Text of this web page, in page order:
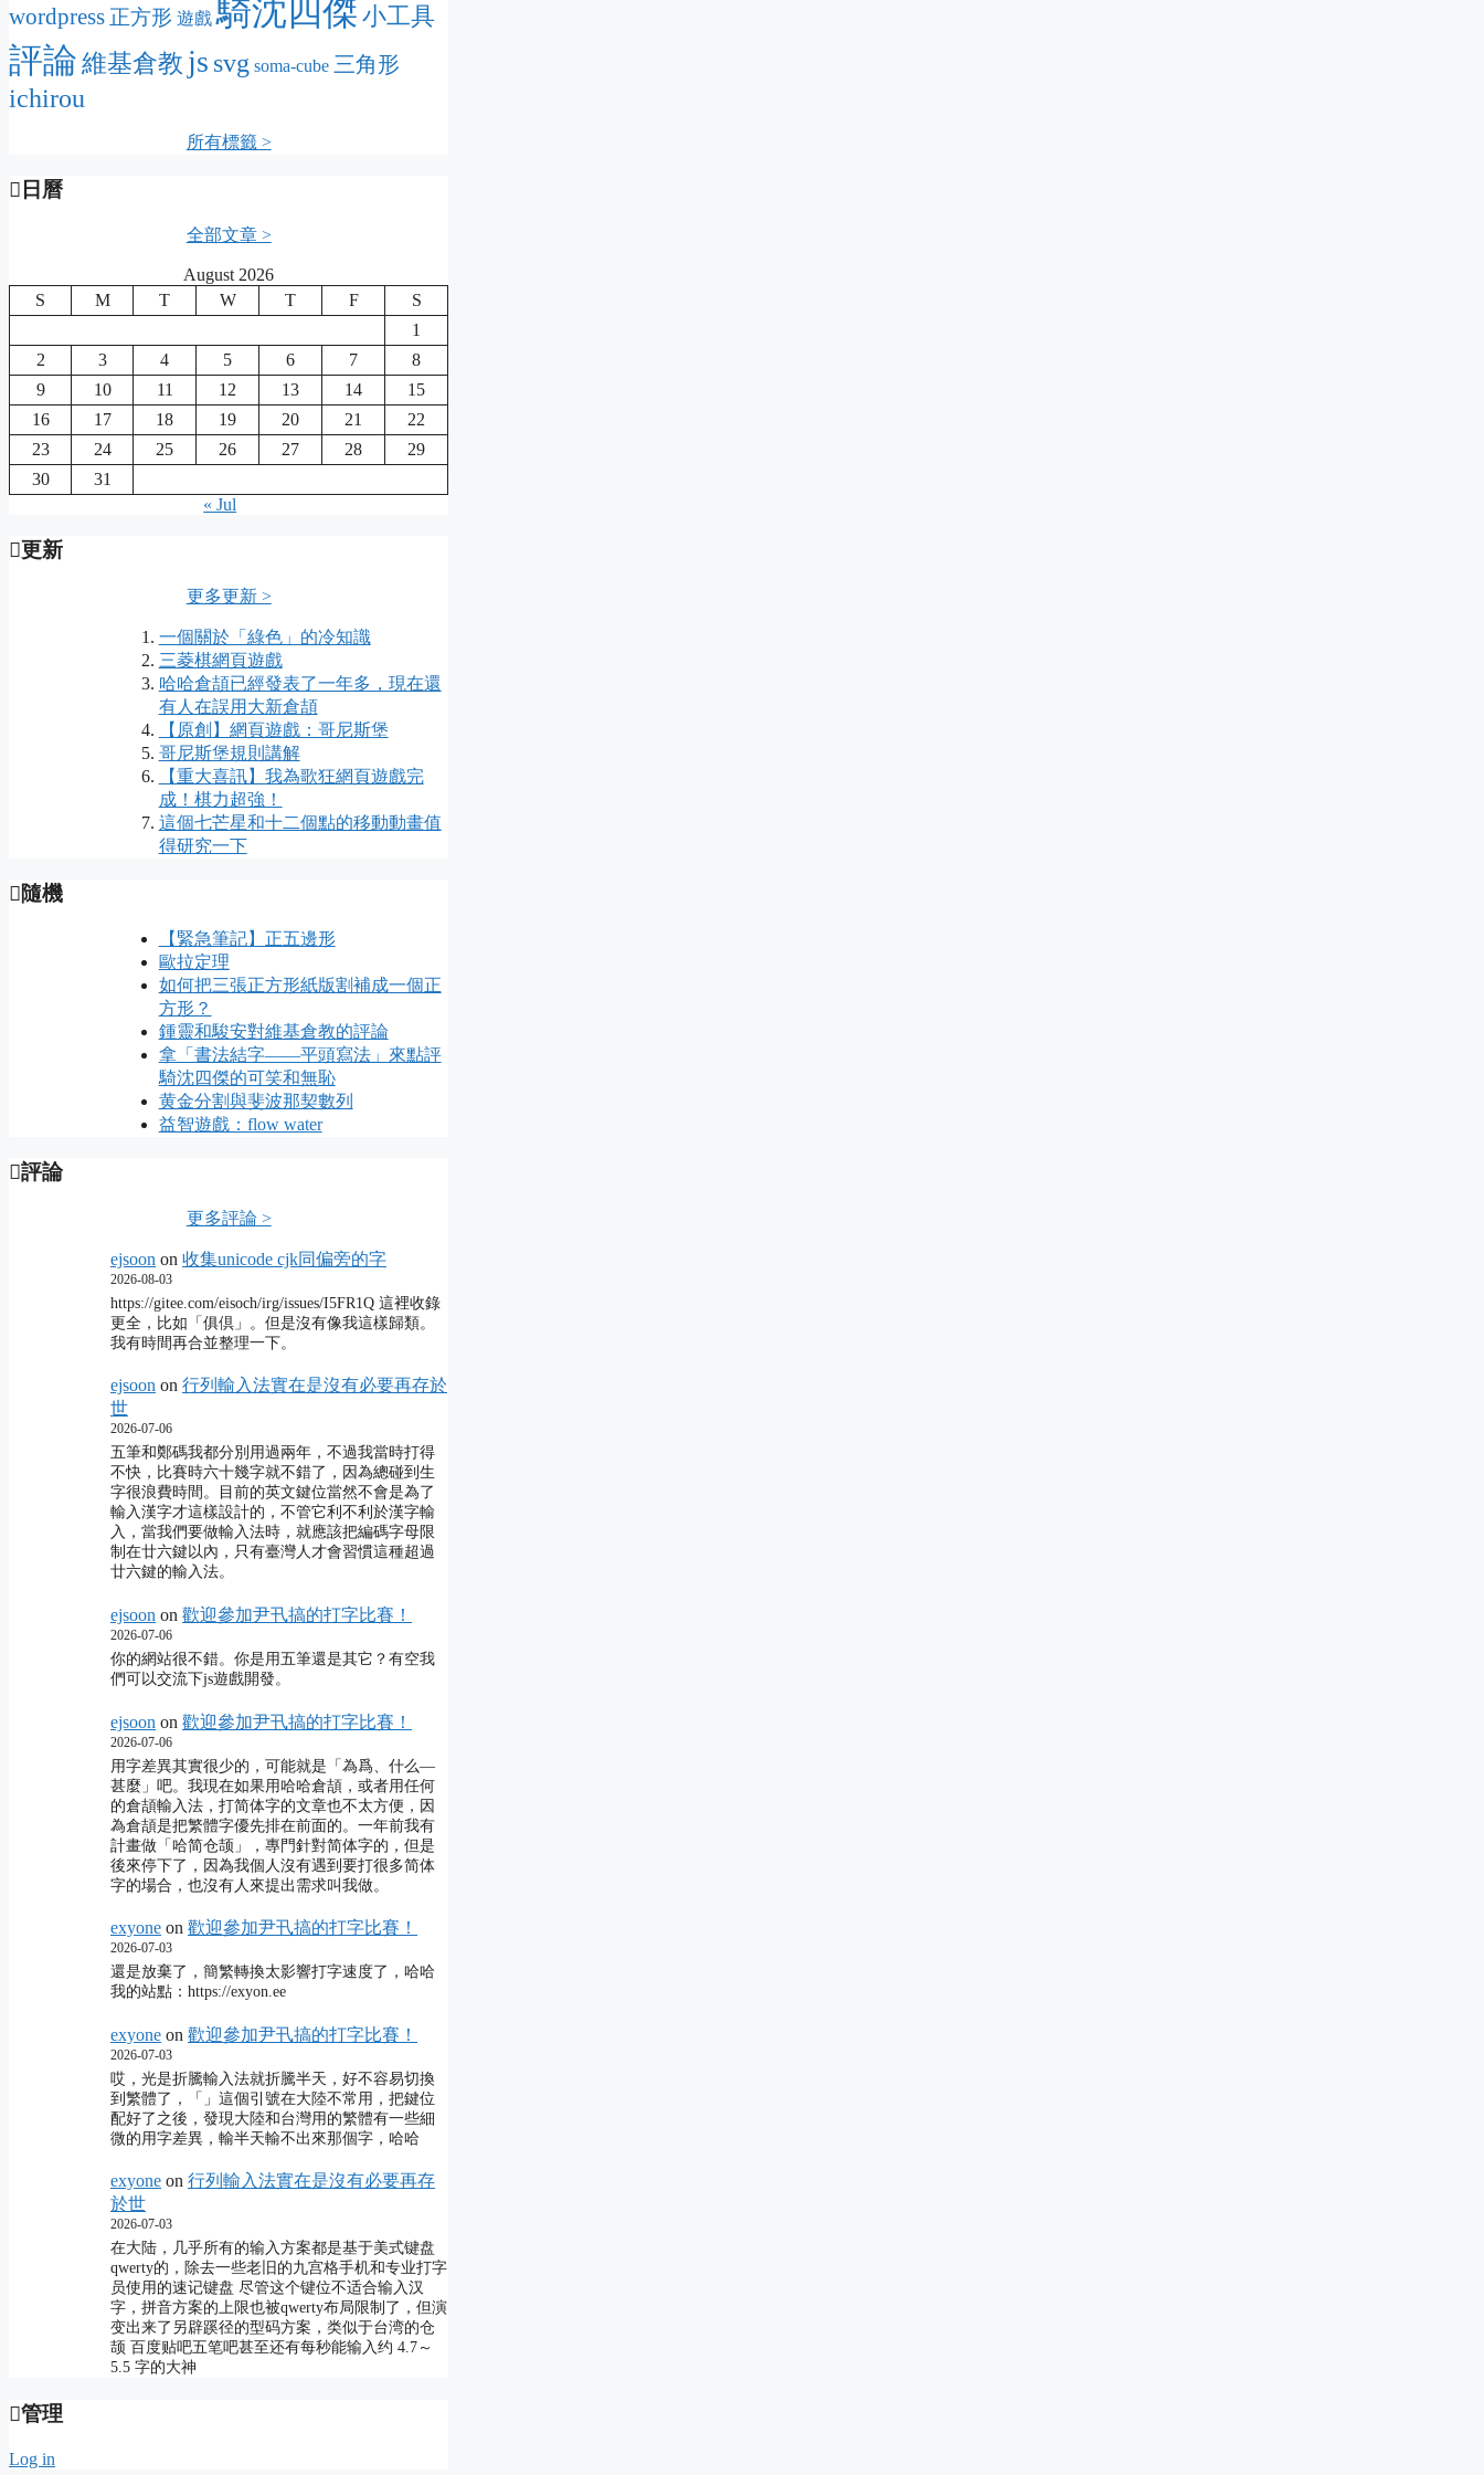
wordpress 正方形 遊戲 騎沈四傑 小工具
評論維基倉教 js svg soma-cube 三角形
ichirou
所有標籤 >
日曆
全部文章 >
August 2026
S
M T W T F
S
1
2
3 4 5 6 7
8
9
10 11 12 13 14
15
16
17 18 19 20 21
22
23
24 25 26 27 28
29
30
31
« Jul
更新
更多更新 >
一個關於「綠色」的冷知識
三菱棋網頁遊戲
哈哈倉頡已經發表了一年多，現在還
有人在誤用大新倉頡
【原創】網頁遊戲：哥尼斯堡
哥尼斯堡規則講解
【重大喜訊】我為歌狂網頁遊戲完
成！棋力超強！
這個七芒星和十二個點的移動動畫值
得研究一下
隨機
【緊急筆記】正五邊形
歐拉定理
如何把三張正方形紙版割補成一個正
方形？
鍾靈和駿安對維基倉教的評論
拿「書法結字——平頭寫法」來點評
騎沈四傑的可笑和無恥
黄金分割與斐波那契數列
益智遊戲：flow water
評論
更多評論 >
ejsoon on 收集unicode cjk同偏旁的字
2026-08-03
https://gitee.com/eisoch/irg/issues/I5FR1Q 這裡收錄
更全，比如「俱倶」。但是沒有像我這樣歸類。
我有時間再合並整理一下。
ejsoon on 行列輸入法實在是沒有必要再存於
世
2026-07-06
五筆和鄭碼我都分別用過兩年，不過我當時打得
不快，比賽時六十幾字就不錯了，因為總碰到生
字很浪費時間。目前的英文鍵位當然不會是為了
輸入漢字才這樣設計的，不管它利不利於漢字輸
入，當我們要做輸入法時，就應該把編碼字母限
制在廿六鍵以內，只有臺灣人才會習慣這種超過
廿六鍵的輸入法。
ejsoon on 歡迎參加尹卂搞的打字比賽！
2026-07-06
你的網站很不錯。你是用五筆還是其它？有空我
們可以交流下js遊戲開發。
ejsoon on 歡迎參加尹卂搞的打字比賽！
2026-07-06
用字差異其實很少的，可能就是「為爲、什么―
甚麼」吧。我現在如果用哈哈倉頡，或者用任何
的倉頡輸入法，打简体字的文章也不太方便，因
為倉頡是把繁體字優先排在前面的。一年前我有
計畫做「哈简仓颉」，專門針對简体字的，但是
後來停下了，因為我個人沒有遇到要打很多简体
字的場合，也沒有人來提出需求叫我做。
exyone on 歡迎參加尹卂搞的打字比賽！
2026-07-03
還是放棄了，簡繁轉換太影響打字速度了，哈哈
我的站點：https://exyon.ee
exyone on 歡迎參加尹卂搞的打字比賽！
2026-07-03
哎，光是折騰輸入法就折騰半天，好不容易切換
到繁體了，「」這個引號在大陸不常用，把鍵位
配好了之後，發現大陸和台灣用的繁體有一些細
微的用字差異，輸半天輸不出來那個字，哈哈
exyone on 行列輸入法實在是沒有必要再存
於世
2026-07-03
在大陆，几乎所有的输入方案都是基于美式键盘
qwerty的，除去一些老旧的九宫格手机和专业打字
员使用的速记键盘 尽管这个键位不适合输入汉
字，拼音方案的上限也被qwerty布局限制了，但演
变出来了另辟蹊径的型码方案，类似于台湾的仓
颉 百度贴吧五笔吧甚至还有每秒能输入约 4.7～
5.5 字的大神
管理
Log in